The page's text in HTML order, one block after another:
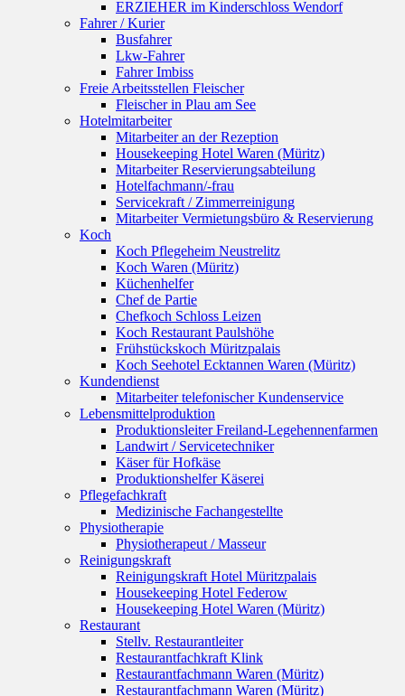
ERZIEHER im Kinderschloss Wendorf
Fahrer / Kurier
Busfahrer
Lkw-Fahrer
Fahrer Imbiss
Freie Arbeitsstellen Fleischer
Fleischer in Plau am See
Hotelmitarbeiter
Mitarbeiter an der Rezeption
Housekeeping Hotel Waren (Müritz)
Mitarbeiter Reservierungsabteilung
Hotelfachmann/-frau
Servicekraft / Zimmerreinigung
Mitarbeiter Vermietungsbüro & Reservierung
Koch
Koch Pflegeheim Neustrelitz
Koch Waren (Müritz)
Küchenhelfer
Chef de Partie
Chefkoch Schloss Leizen
Koch Restaurant Paulshöhe
Frühstückskoch Müritzpalais
Koch Seehotel Ecktannen Waren (Müritz)
Kundendienst
Mitarbeiter telefonischer Kundenservice
Lebensmittelproduktion
Produktionsleiter Freiland-Legehennenfarmen
Landwirt / Servicetechniker
Käser für Hofkäse
Produktionshelfer Käserei
Pflegefachkraft
Medizinische Fachangestellte
Physiotherapie
Physiotherapeut / Masseur
Reinigungskraft
Reinigungskraft Hotel Müritzpalais
Housekeeping Hotel Federow
Housekeeping Hotel Waren (Müritz)
Restaurant
Stellv. Restaurantleiter
Restaurantfachkraft Klink
Restaurantfachmann Waren (Müritz)
Restaurantfachmann Waren (Müritz)